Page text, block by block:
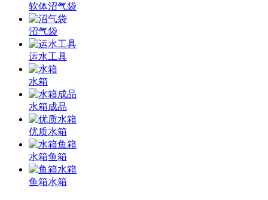
软体沼气袋
沼气袋
运水工具
水箱
水箱成品
优质水箱
水箱鱼箱
鱼箱水箱